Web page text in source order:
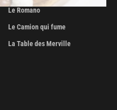
Le Romano
Le Camion qui fume
La Table des Merville